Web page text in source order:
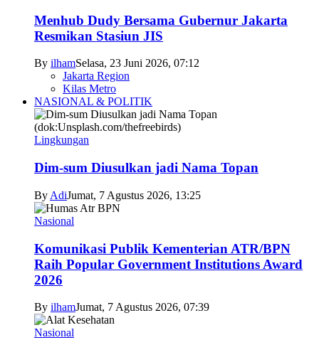
Menhub Dudy Bersama Gubernur Jakarta
Resmikan Stasiun JIS
By ilhamSelasa, 23 Juni 2026, 07:12
Jakarta Region
Kilas Metro
NASIONAL & POLITIK
Lingkungan
Dim-sum Diusulkan jadi Nama Topan
By AdiJumat, 7 Agustus 2026, 13:25
Nasional
Komunikasi Publik Kementerian ATR/BPN
Raih Popular Government Institutions Award
2026
By ilhamJumat, 7 Agustus 2026, 07:39
Nasional